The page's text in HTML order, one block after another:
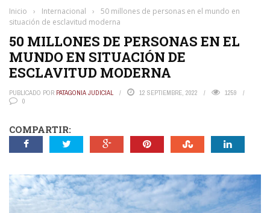
Inicio › Internacional ›
50 millones de personas en el mundo en
situación de esclavitud moderna
50 MILLONES DE PERSONAS EN EL
MUNDO EN SITUACIÓN DE
ESCLAVITUD MODERNA
PUBLICADO POR PATAGONIA JUDICIAL 12 SEPTIEMBRE, 2022
1259
0
COMPARTIR: